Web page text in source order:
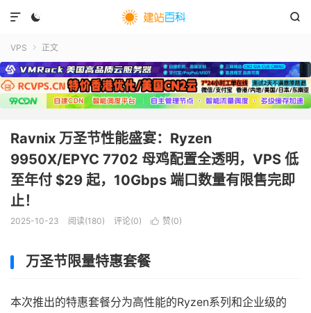
 

VPS  正文
Ravnix 万圣节性能盛宴：Ryzen
9950X/EPYC 7702 母鸡配置全透明，VPS 低
至年付 $29 起，10Gbps 端口数量有限售完即
止！
2025-10-23 阅读(180) 评论(0)  赞(0)
万圣节限量特惠套餐
本次推出的特惠套餐分为高性能的Ryzen系列和企业级的